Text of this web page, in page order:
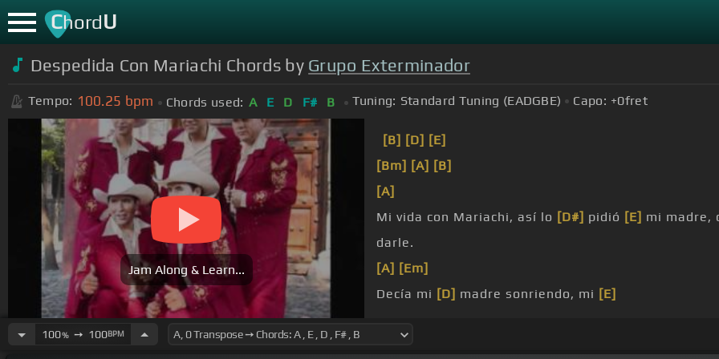
ChordU
Despedida Con Mariachi Chords by Grupo Exterminador
Tempo: 100.25 bpm Chords used: A E D F# B Tuning: Standard Tuning (EADGBE) Capo: +0fret
Jam Along & Learn...
[B] [D] [E]
[Bm] [A] [B]
[A]
Mi vida con Mariachi, así lo [D#] pidió [E] mi madre,
darle.
[A] [Em]
Decía mi [D] madre sonriendo, mi [E]
100%➙ 100BPM